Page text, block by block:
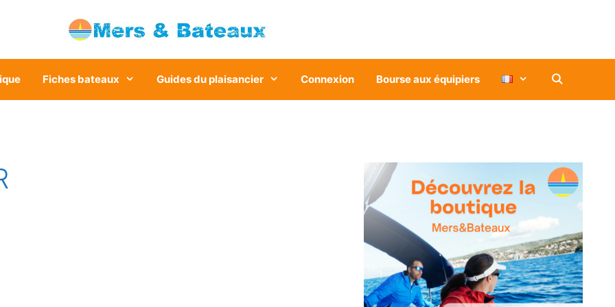
Fiches bateaux Guides du plaisancier Connexion Bourse aux équipiers